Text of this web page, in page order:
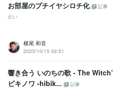
お部屋のプチイヤシロチ化
記事
占い
横尾 和音
2025/10/15 02:51
響き合う いのちの歌 - The
ビキノワ -hibik...
記事